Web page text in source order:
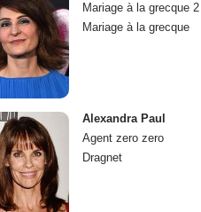
Mariage à la grecque 2
Mariage à la grecque
Alexandra Paul
Agent zero zero
Dragnet